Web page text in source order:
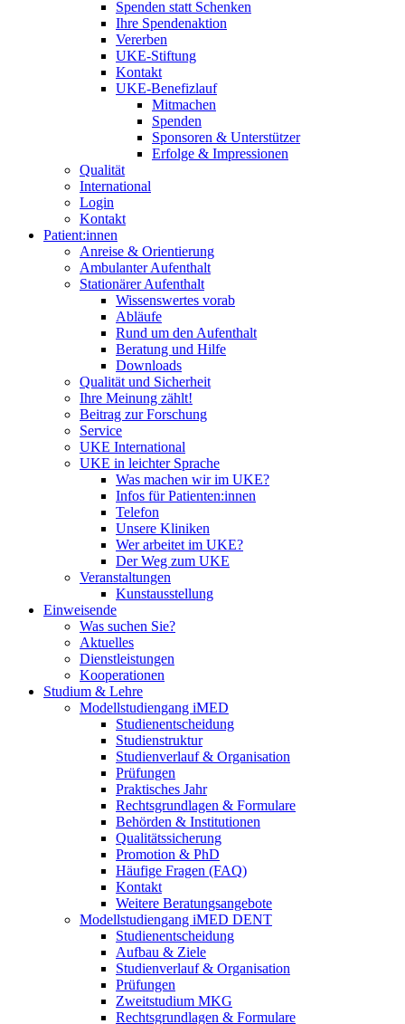
Spenden statt Schenken
Ihre Spendenaktion
Vererben
UKE-Stiftung
Kontakt
UKE-Benefizlauf
Mitmachen
Spenden
Sponsoren & Unterstützer
Erfolge & Impressionen
Qualität
International
Login
Kontakt
Patient:innen
Anreise & Orientierung
Ambulanter Aufenthalt
Stationärer Aufenthalt
Wissenswertes vorab
Abläufe
Rund um den Aufenthalt
Beratung und Hilfe
Downloads
Qualität und Sicherheit
Ihre Meinung zählt!
Beitrag zur Forschung
Service
UKE International
UKE in leichter Sprache
Was machen wir im UKE?
Infos für Patienten:innen
Telefon
Unsere Kliniken
Wer arbeitet im UKE?
Der Weg zum UKE
Veranstaltungen
Kunstausstellung
Einweisende
Was suchen Sie?
Aktuelles
Dienstleistungen
Kooperationen
Studium & Lehre
Modellstudiengang iMED
Studienentscheidung
Studienstruktur
Studienverlauf & Organisation
Prüfungen
Praktisches Jahr
Rechtsgrundlagen & Formulare
Behörden & Institutionen
Qualitätssicherung
Promotion & PhD
Häufige Fragen (FAQ)
Kontakt
Weitere Beratungsangebote
Modellstudiengang iMED DENT
Studienentscheidung
Aufbau & Ziele
Studienverlauf & Organisation
Prüfungen
Zweitstudium MKG
Rechtsgrundlagen & Formulare